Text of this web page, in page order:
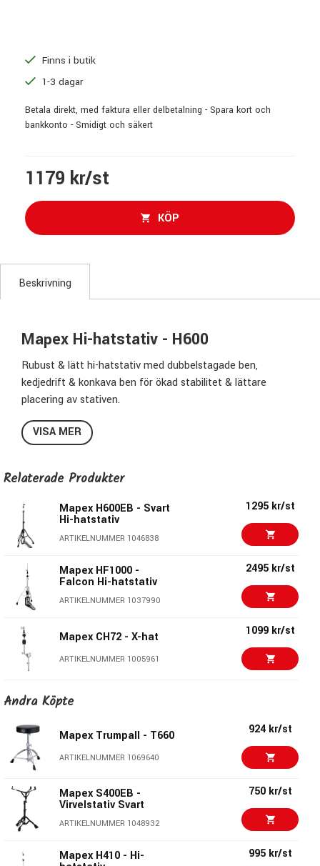
Finns i butik
1-3 dagar
Betala direkt, med faktura eller delbetalning - Spara kort och
bankkonto - Smidigt och säkert
1179 kr/st
KÖP
Beskrivning
Mapex Hi-hatstativ - H600
Rubust & lätt hi-hatstativ med dubbelstagade ben,
kedjedrift & konkava ben för ökad stabilitet & lättare
placering av stativen.
H600 har justerbar fjäder så du kan ställa in en bra känsla &
respons beroende på tycke, smak & vikten på överlocket du
Perfekt att ha i gigriggen då det har en trevlig vikt men är
stabilt & lättspelat med en kvalité som pallar många &
långa turnéer.
Specifikationer H-600:
Hi-hatstativ
Gummifötter:
Konkav benform
Steglöst höj- & sänkbart
Memory Lock
Justerbar fjäder
Mapex Drums - Ett guldkorn i
trumvärlden!
Hos Mapex finns en vilja att ständigt utvecklas. Både när
det gäller nya innovationer såsom SONIClear Bearing Egdes
& Halo Mount som är deras fantastiska rimsupphängning
VISA MER
Relaterade Produkter
Mapex H600EB - Svart
Hi-hatstativ
ARTIKELNUMMER 1046838
1295 kr/st
Mapex HF1000 -
Falcon Hi-hatstativ
ARTIKELNUMMER 1037990
2495 kr/st
Mapex CH72 - X-hat
ARTIKELNUMMER 1005961
1099 kr/st
Tama HH55F
Yamaha HS740A Hi-Hat
ARTIKELNUMMER 1018351
1749 kr/st
Tama HH315D 1733 kr/st
Andra Köpte
Mapex Trumpall - T660
ARTIKELNUMMER 1069640
924 kr/st
Mapex S400EB -
Virvelstativ Svart
ARTIKELNUMMER 1048932
750 kr/st
Mapex H410 - Hi- 995 kr/st